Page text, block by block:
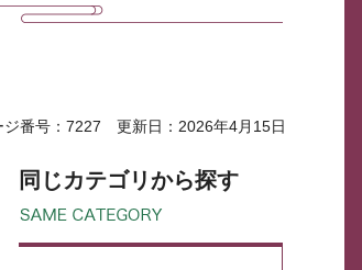
ジ番号：7227 更新日：2026年4月15日
同じカテゴリから探す